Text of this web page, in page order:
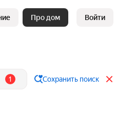
Про дом Войти
1 Сохранить поиск